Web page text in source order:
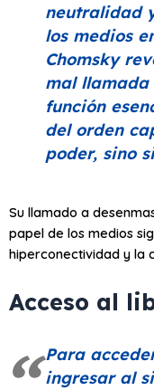
neutralidad
los medios
Chomsky
mal llamada
función
del orden
poder, sino
Su llamado a
papel de los medios
hiperconectividad y la
Acceso al
Para
ingresar al